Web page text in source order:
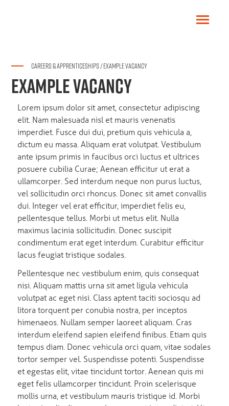
CAREERS & APPRENTICESHIPS/EXAMPLE VACANCY
EXAMPLE VACANCY
Lorem ipsum dolor sit amet, consectetur adipiscing
elit. Nam malesuada nisl et mauris venenatis
imperdiet. Fusce dui dui, pretium quis vehicula a,
dictum eu massa. Aliquam erat volutpat. Vestibulum
ante ipsum primis in faucibus orci luctus et ultrices
posuere cubilia Curae; Aenean efficitur ut erat a
ullamcorper. Sed interdum neque non purus luctus,
vel sollicitudin orci rhoncus. Donec sit amet convallis
dui. Integer vel erat efficitur, imperdiet felis eu,
pellentesque tellus. Morbi ut metus elit. Nulla
maximus lacinia sollicitudin. Donec suscipit
condimentum erat eget interdum. Curabitur efficitur
lacus feugiat tristique sodales.
Pellentesque nec vestibulum enim, quis consequat
nisi. Aliquam mattis urna sit amet ligula vehicula
volutpat ac eget nisi. Class aptent taciti sociosqu ad
litora torquent per conubia nostra, per inceptos
himenaeos. Nullam semper laoreet aliquam. Cras
interdum eleifend sapien eleifend finibus. Etiam quis
tempus diam. Donec vehicula orci quam, vitae sodales
tortor semper vel. Suspendisse potenti. Suspendisse
et egestas elit, vitae tincidunt tortor. Aenean quis mi
eget felis ullamcorper tincidunt. Proin scelerisque
mollis urna, et vestibulum mauris tristique id. Morbi